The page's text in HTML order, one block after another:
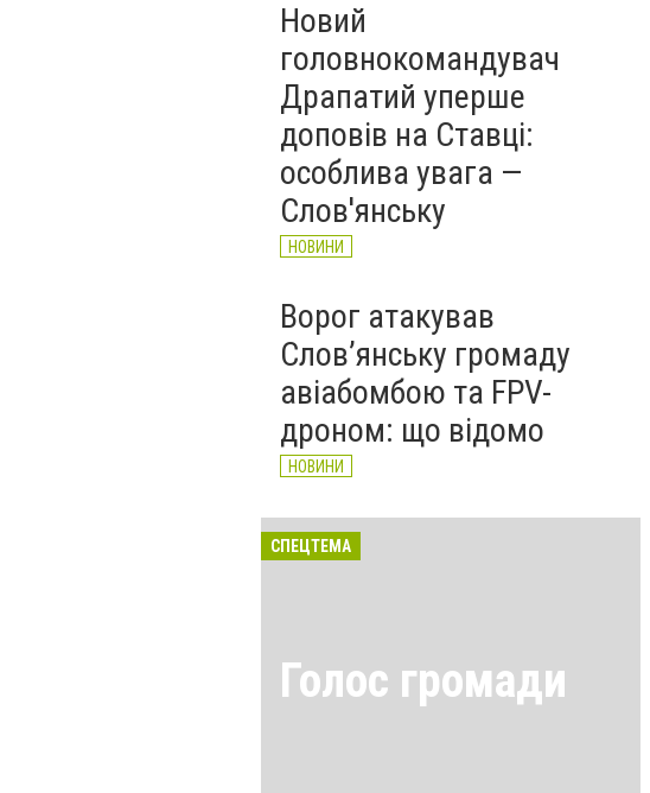
Новий
головнокомандувач
Драпатий уперше
доповів на Ставці:
особлива увага —
Слов'янську
НОВИНИ
Ворог атакував
Слов’янську громаду
авіабомбою та FPV-
дроном: що відомо
НОВИНИ
СПЕЦТЕМА
Голос громади